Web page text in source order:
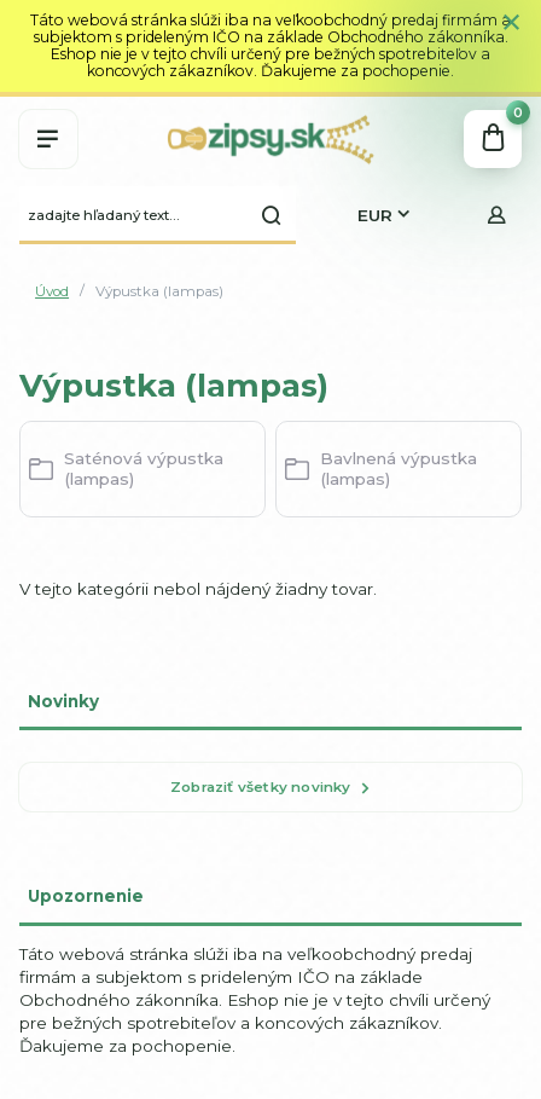
Táto webová stránka slúži iba na veľkoobchodný predaj firmám a
subjektom s prideleným IČO na základe Obchodného zákonníka.
Eshop nie je v tejto chvíli určený pre bežných spotrebiteľov a
koncových zákazníkov. Ďakujeme za pochopenie.
EUR
0
Úvod Výpustka (lampas)
Výpustka (lampas)
Saténová výpustka
(lampas)
Bavlnená výpustka
(lampas)
V tejto kategórii nebol nájdený žiadny tovar.
Novinky
Zobraziť všetky novinky
Upozornenie
Táto webová stránka slúži iba na veľkoobchodný predaj
firmám a subjektom s prideleným IČO na základe
Obchodného zákonníka. Eshop nie je v tejto chvíli určený
pre bežných spotrebiteľov a koncových zákazníkov.
Ďakujeme za pochopenie.